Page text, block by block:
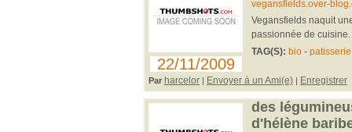
22/11/2009
vegansfields.over-
Vegansfields naquit
passionnée de
TAG(S): bio - patisserie
Par harcelor | Envoyer à un Ami(e) | Enregistrer
des
d'hélène